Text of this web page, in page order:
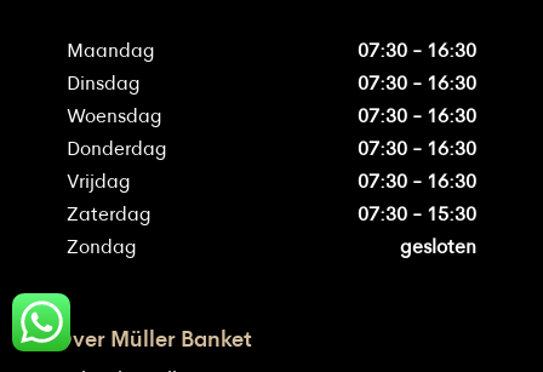
Maandag
07:30 - 16:30
Dinsdag
07:30 - 16:30
Woensdag
07:30 - 16:30
Donderdag
07:30 - 16:30
Vrijdag
07:30 - 16:30
Zaterdag
07:30 - 15:30
Zondag
gesloten
Over Müller Banket